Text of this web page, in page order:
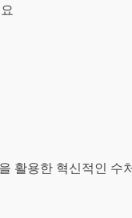
활용한 혁신적인 수